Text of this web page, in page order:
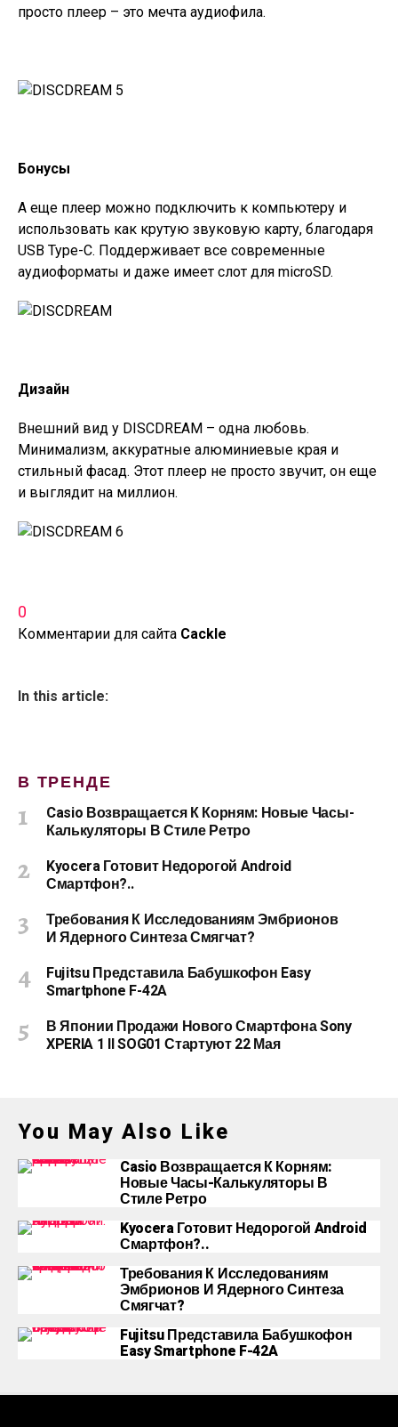
просто плеер – это мечта аудиофила.
Бонусы
А еще плеер можно подключить к компьютеру и
использовать как крутую звуковую карту, благодаря
USB Type-C. Поддерживает все современные
аудиоформаты и даже имеет слот для microSD.
Дизайн
Внешний вид у DISCDREAM – одна любовь.
Минимализм, аккуратные алюминиевые края и
стильный фасад. Этот плеер не просто звучит, он еще
и выглядит на миллион.
0
Комментарии для сайта Cackle
In this article:
В ТРЕНДЕ
Casio Возвращается К Корням: Новые Часы-
Калькуляторы В Стиле Ретро
Kyocera Готовит Недорогой Android
Смартфон?..
Требования К Исследованиям Эмбрионов
И Ядерного Синтеза Смягчат?
Fujitsu Представила Бабушкофон Easy
Smartphone F-42A
В Японии Продажи Нового Смартфона Sony
XPERIA 1 II SOG01 Стартуют 22 Мая
You May Also Like
Casio Возвращается К Корням:
Новые Часы-Калькуляторы В
Стиле Ретро
Kyocera Готовит Недорогой Android
Смартфон?..
Требования К Исследованиям
Эмбрионов И Ядерного Синтеза
Смягчат?
Fujitsu Представила Бабушкофон
Easy Smartphone F-42A